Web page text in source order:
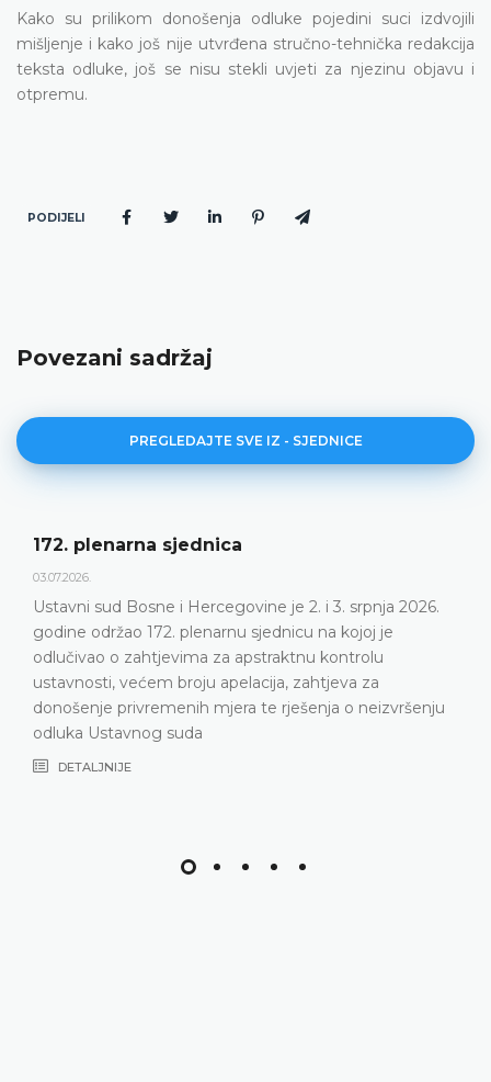
Kako su prilikom donošenja odluke pojedini suci izdvojili
mišljenje i kako još nije utvrđena stručno-tehnička redakcija
teksta odluke, još se nisu stekli uvjeti za njezinu objavu i
otpremu.
PODIJELI
Povezani sadržaj
PREGLEDAJTE SVE IZ - SJEDNICE
172. plenarna sjednica
03.07.2026.
Ustavni sud Bosne i Hercegovine je 2. i 3. srpnja 2026.
godine održao 172. plenarnu sjednicu na kojoj je
odlučivao o zahtjevima za apstraktnu kontrolu
ustavnosti, većem broju apelacija, zahtjeva za
donošenje privremenih mjera te rješenja o neizvršenju
odluka Ustavnog suda
DETALJNIJE